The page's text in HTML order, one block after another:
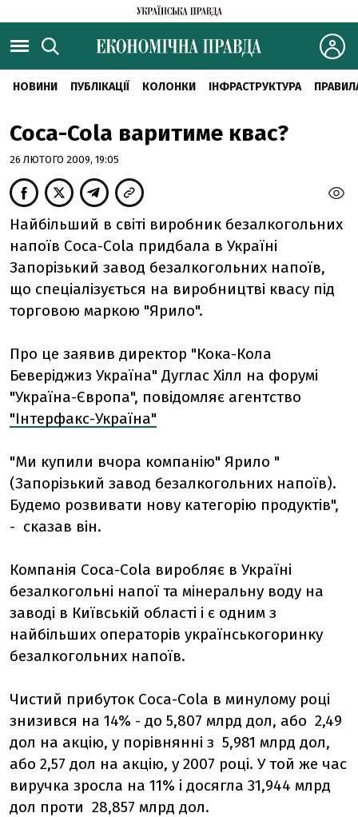
НОВИНИ ПУБЛІКАЦІЇ КОЛОНКИ ІНФРАСТРУКТУРА
Coca-Cola варитиме квас?
26 ЛЮТОГО 2009, 19:05
Найбільший в світі виробник безалкогольних
напоїв Coca-Cola придбала в Україні
Запорізький завод безалкогольних напоїв,
що спеціалізується на виробництві квасу під
торговою маркою "Ярило".
Про це заявив директор "Кока-Кола
Беверіджиз Україна" Дуглас Хілл на форумі
"Україна-Європа", повідомляє агентство
"Інтерфакс-Україна"
"Ми купили вчора компанію" Ярило "
(Запорізький завод безалкогольних напоїв).
Будемо розвивати нову категорію продуктів",
- сказав він.
Компанія Coca-Cola виробляє в Україні
безалкогольні напої та мінеральну воду на
заводі в Київській області і є одним з
найбільших операторів українськогоринку
безалкогольних напоїв.
Чистий прибуток Coca-Cola в минулому році
знизився на 14% - до 5,807 млрд дол, або 2,49
дол на акцію, у порівнянні з 5,981 млрд дол,
або 2,57 дол на акцію, у 2007 році. У той же час
виручка зросла на 11% і досягла 31,944 млрд
дол проти 28,857 млрд дол.